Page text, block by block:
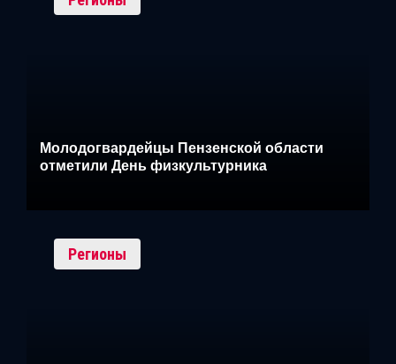
Молодогвардейцы Пензенской области
отметили День физкультурника
Регионы